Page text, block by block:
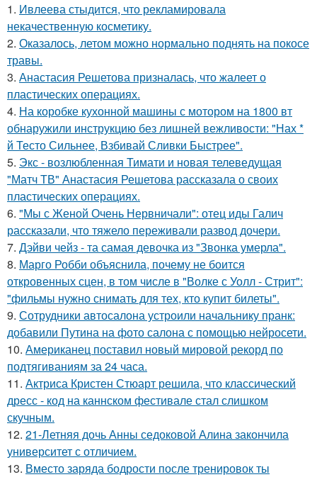
1. Ивлеева стыдится, что рекламировала
некачественную косметику.
2. Оказалось, летом можно нормально поднять на покосе
травы.
3. Анастасия Решетова призналась, что жалеет о
пластических операциях.
4. На коробке кухонной машины с мотором на 1800 вт
обнаружили инструкцию без лишней вежливости: "Нах *
й Тесто Сильнее, Взбивай Сливки Быстрее".
5. Экс - возлюбленная Тимати и новая телеведущая
"Матч ТВ" Анастасия Решетова рассказала о своих
пластических операциях.
6. "Мы с Женой Очень Нервничали": отец иды Галич
рассказали, что тяжело переживали развод дочери.
7. Дэйви чейз - та самая девочка из "Звонка умерла".
8. Марго Робби объяснила, почему не боится
откровенных сцен, в том числе в "Волке с Уолл - Стрит":
"фильмы нужно снимать для тех, кто купит билеты".
9. Сотрудники автосалона устроили начальнику пранк:
добавили Путина на фото салона с помощью нейросети.
10. Американец поставил новый мировой рекорд по
подтягиваниям за 24 часа.
11. Актриса Кристен Стюарт решила, что классический
дресс - код на каннском фестивале стал слишком
скучным.
12. 21-Летняя дочь Анны седоковой Алина закончила
университет с отличием.
13. Вместо заряда бодрости после тренировок ты